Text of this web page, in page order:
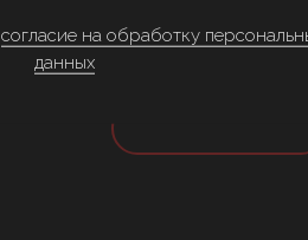
согласие на обработку
данных
Подробнее